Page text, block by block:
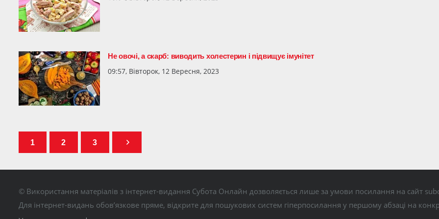
Не овочі, а скарб: виводить холестерин і підвищує імунітет
09:57, Вівторок, 12 Вересня, 2023
1 2 3
© Використання матеріалів з інтернет-видання Субота Онлайн дозволяється лише за умови посилання на сайт
Для інтернет-видань обов’язкове пряме, відкрите для пошукових систем гіперпосилання у першому абзаці на